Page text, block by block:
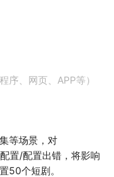
序、网页、APP等）
等场景，对
置/配置出错，将影响
50个短剧。